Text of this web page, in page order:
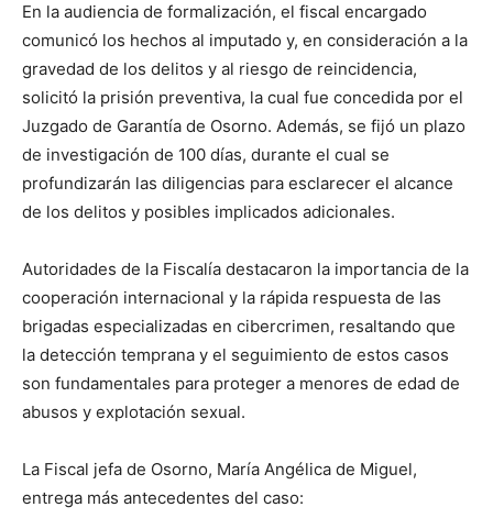
En la audiencia de formalización, el fiscal encargado
comunicó los hechos al imputado y, en consideración a la
gravedad de los delitos y al riesgo de reincidencia,
solicitó la prisión preventiva, la cual fue concedida por el
Juzgado de Garantía de Osorno. Además, se fijó un plazo
de investigación de 100 días, durante el cual se
profundizarán las diligencias para esclarecer el alcance
de los delitos y posibles implicados adicionales.
Autoridades de la Fiscalía destacaron la importancia de la
cooperación internacional y la rápida respuesta de las
brigadas especializadas en cibercrimen, resaltando que
la detección temprana y el seguimiento de estos casos
son fundamentales para proteger a menores de edad de
abusos y explotación sexual.
La Fiscal jefa de Osorno, María Angélica de Miguel,
entrega más antecedentes del caso: